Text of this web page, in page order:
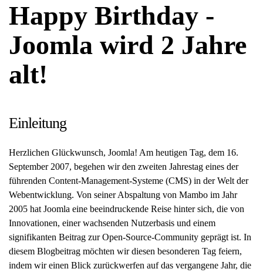
Happy Birthday -
Joomla wird 2 Jahre
alt!
Einleitung
Herzlichen Glückwunsch, Joomla! Am heutigen Tag, dem 16.
September 2007, begehen wir den zweiten Jahrestag eines der
führenden Content-Management-Systeme (CMS) in der Welt der
Webentwicklung. Von seiner Abspaltung von Mambo im Jahr
2005 hat Joomla eine beeindruckende Reise hinter sich, die von
Innovationen, einer wachsenden Nutzerbasis und einem
signifikanten Beitrag zur Open-Source-Community geprägt ist. In
diesem Blogbeitrag möchten wir diesen besonderen Tag feiern,
indem wir einen Blick zurückwerfen auf das vergangene Jahr, die